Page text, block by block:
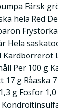
Färsk
hela Red
Hela
Per 100 g
17 g Råaska
g Fosfor 1,0